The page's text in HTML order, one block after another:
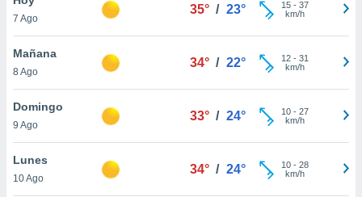
en
más
nuestra
de
7 Ago
35° / 23° 15- 37
km/h
Mañana
8 Ago
34° / 22° 12- 31
km/h
Domingo
9 Ago
33° / 24° 10- 27
km/h
Lunes
10 Ago
34° / 24° 10- 28
km/h